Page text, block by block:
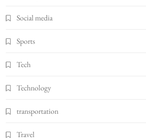
Social media
Sports
Tech
Technology
transportation
Travel